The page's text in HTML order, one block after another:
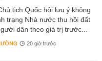
tịch Quốc hội lưu ý không
trạng Nhà nước thu hồi đất
dân theo giá trị trước...
20 giờ trước